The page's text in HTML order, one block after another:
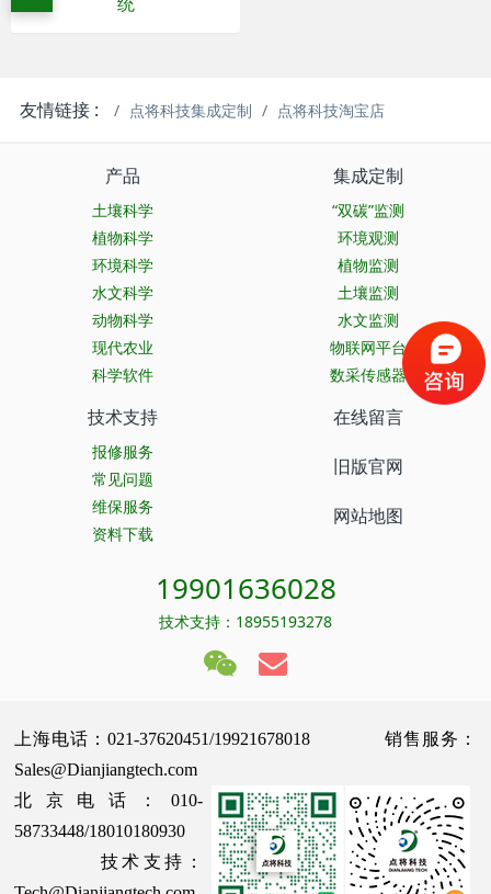
友情链接 : 点将科技集成定制 点将科技淘宝店
产品
土壤科学
植物科学
环境科学
水文科学
动物科学
现代农业
科学软件
集成定制
“双碳”监测
环境观测
植物监测
土壤监测
水文监测
物联网平台
数采传感器
技术支持
报修服务
常见问题
维保服务
资料下载
在线留言
旧版官网
网站地图
19901636028
技术支持：18955193278
上海电话：021-37620451/19921678018 销售服务：
Sales@Dianjiangtech.com
北京电话：010-
58733448/18010180930
技术支持：